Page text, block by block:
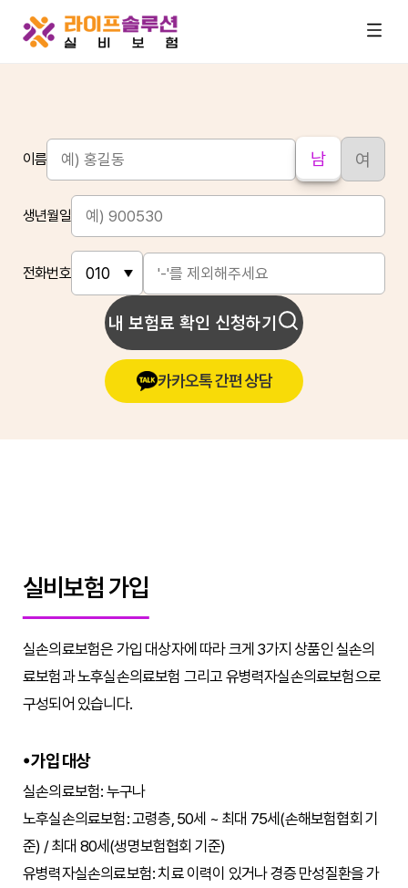
이름 남 여
생년월일
전화번호
내 보험료 확인 신청하기
카카오톡 간편 상담
실비보험 가입
실손의료보험은 가입 대상자에 따라 크게 3가지 상품인 실손의
료보험과 노후실손의료보험 그리고 유병력자실손의료보험으로
구성되어 있습니다.
가입 대상
실손의료보험: 누구나
노후실손의료보험: 고령층, 50세 ~ 최대 75세(손해보험협회 기
준) / 최대 80세(생명보험협회 기준)
유병력자실손의료보험: 치료 이력이 있거나 경증 만성질환을 가